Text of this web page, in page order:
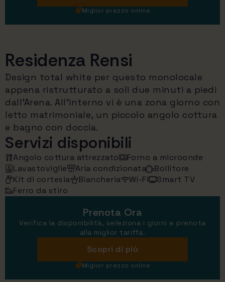
Miglior prezzo online
Residenza Rensi
Design total white per questo monolocale
appena ristrutturato a soli due minuti a piedi
dall'Arena. All'interno vi è una zona giorno con
letto matrimoniale, un piccolo angolo cottura
e bagno con doccia.
Servizi disponibili
Angolo cottura attrezzato
Forno a microonde
Lavastoviglie
Aria condizionata
Bollitore
Kit di cortesia
Biancheria Wi-Fi
Smart TV
Ferro da stiro
Prenota Ora
Verifica la disponibilità, seleziona i giorni e prenota
alla miglior tariffa.
Scopri di più
Miglior prezzo online